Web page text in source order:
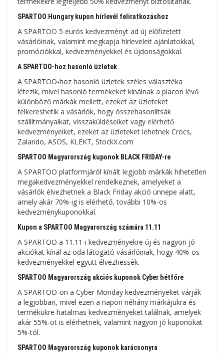
SPARTOO Hungary kupon hírlevél feliratkozáshoz
A SPARTOO 5 eurós kedvezményt ad új előfizetett
vásárlóinak, valamint megkapja hírleveleit ajánlatokkal,
promóciókkal, kedvezményekkel és újdonságokkal.
A SPARTOO-hoz hasonló üzletek
A SPARTOO-hoz hasonló üzletek széles választéka
létezik, mivel hasonló termékeket kínálnak a piacon lévő
különböző márkák mellett, ezeket az üzleteket
felkereshetik a vásárlók, hogy összehasonlítsák
szállítmányaikat, visszaküldéseiket vagy elérhető
kedvezményeiket, ezeket az üzleteket lehetnek Crocs,
Zalando, ASOS, KLEKT, StockX.com
SPARTOO Magyarország kuponok BLACK FRIDAY-re
A SPARTOO platformjáról kínált legjobb márkák hihetetlen
megakedvezményekkel rendelkeznek, amelyeket a
vásárlók élvezhetnek a Black Friday akció ünnepe alatt,
amely akár 70%-ig is elérhető, további 10%-os
kedvezménykuponokkal.
Kupon a SPARTOO Magyarország számára 11.11
A SPARTOO a 11.11-i kedvezményekre új és nagyon jó
akciókat kínál az oda látogató vásárlóinak, hogy 40%-os
kedvezményekkel együtt élvezhessék.
SPARTOO Magyarország akciós kuponok Cyber ​​​​hétfőre
A SPARTOO-on a Cyber ​​​​Monday kedvezményeket várják
a legjobban, mivel ezen a napon néhány márkájukra és
termékükre hatalmas kedvezményeket találnak, amelyek
akár 55%-ot is elérhetnek, valamint nagyon jó kuponokat
5%-tól.
SPARTOO Magyarország kuponok karácsonyra